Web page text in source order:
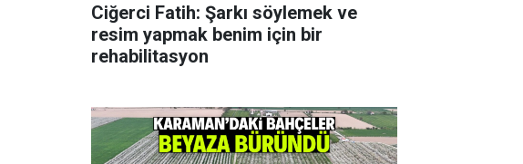
Ciğerci Fatih: Şarkı söylemek ve
resim yapmak benim için bir
rehabilitasyon